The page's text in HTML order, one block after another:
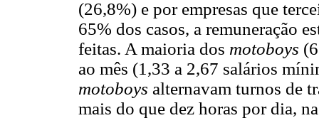
(26,8%) e por empresas que
65% dos casos, a remuneração
feitas. A maioria dos motoboys
ao mês (1,33 a 2,67 salários
motoboys alternavam turnos de
mais do que dez horas por dia,